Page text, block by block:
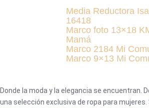
Media Reductora
16418
Marco foto 13×18
Mamá
Marco 2184 Mi
Marco 9×13 Mi
Donde la moda y la elegancia se encuentran.
una selección exclusiva de ropa para